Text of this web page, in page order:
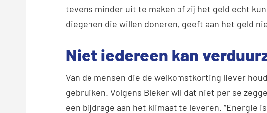
tevens minder uit te maken of zij het geld echt
diegenen die willen doneren, geeft aan het geld
Niet iedereen kan
Van de mensen die de welkomstkorting liever
gebruiken. Volgens Bleker wil dat niet per se
een bijdrage aan het klimaat te leveren. “Energie